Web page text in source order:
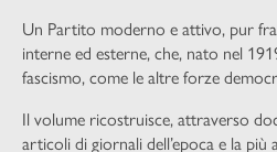
Un Partito moderno e attivo, pur
interne ed esterne, che, nato nel
fascismo, come le altre forze
Il volume ricostruisce, attraverso
articoli di giornali dell’epoca e la più